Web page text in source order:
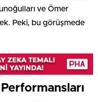
ve Ömer
Peki, bu görüşmede